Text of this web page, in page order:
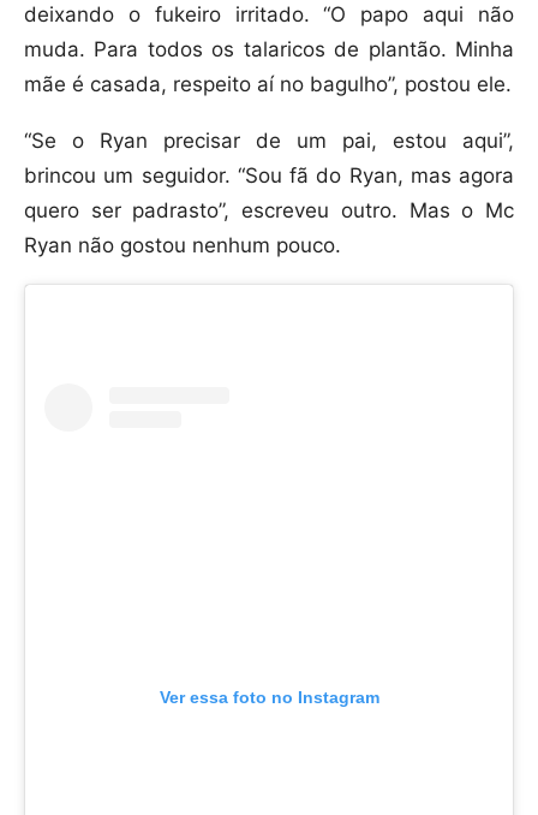
deixando o fukeiro irritado. “O papo aqui não
muda. Para todos os talaricos de plantão. Minha
mãe é casada, respeito aí no bagulho”, postou ele.
“Se o Ryan precisar de um pai, estou aqui”,
brincou um seguidor. “Sou fã do Ryan, mas agora
quero ser padrasto”, escreveu outro. Mas o Mc
Ryan não gostou nenhum pouco.
Ver essa foto no Instagram